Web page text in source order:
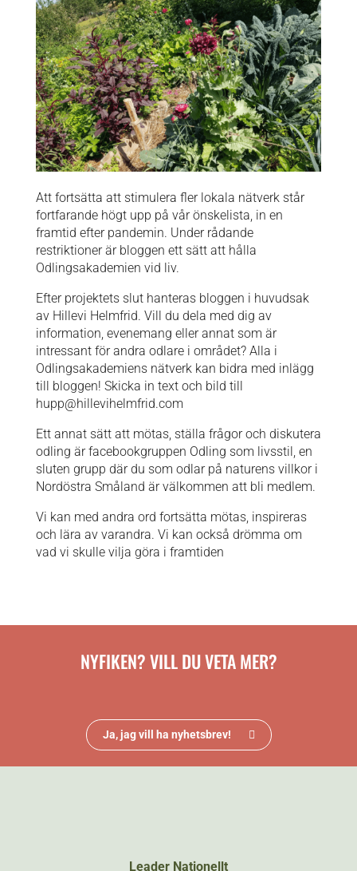
Att fortsätta att stimulera fler lokala nätverk står
fortfarande högt upp på vår önskelista, in en
framtid efter pandemin. Under rådande
restriktioner är bloggen ett sätt att hålla
Odlingsakademien vid liv.
Efter projektets slut hanteras bloggen i huvudsak
av Hillevi Helmfrid. Vill du dela med dig av
information, evenemang eller annat som är
intressant för andra odlare i området? Alla i
Odlingsakademiens nätverk kan bidra med inlägg
till bloggen! Skicka in text och bild till
hupp@hillevihelmfrid.com
Ett annat sätt att mötas, ställa frågor och diskutera
odling ärfacebookgruppen Odling som livsstil , en
sluten grupp där du som odlar på naturens villkor i
Nordöstra Småland är välkommen att bli medlem.
Vi kan med andra ord fortsätta mötas, inspireras
och lära av varandra. Vi kan också drömma om
vad vi skulle vilja göra i framtiden
NYFIKEN? VILL DU VETA MER?
Ja, jag vill ha nyhetsbrev!
Leader Nationellt